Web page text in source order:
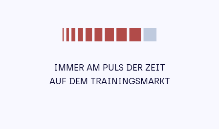
IMMER AM PULS DER ZEIT
AUF DEM TRAININGSMARKT